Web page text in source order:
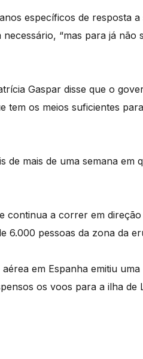
específicos de resposta a
“mas para já não
Gaspar disse que o
tem os meios suficientes
de mais de uma semana em
continua a correr em
6.000 pessoas da zona da
em Espanha emitiu uma
os voos para a ilha de